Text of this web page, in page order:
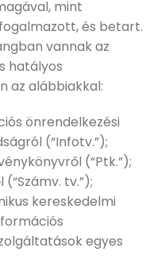
mint
és betart.
vannak az
hatályos
az alábbiakkal:
önrendelkezési
(“Infotv.”);
(“Ptk.”);
tv.”);
kereskedelmi
egyes